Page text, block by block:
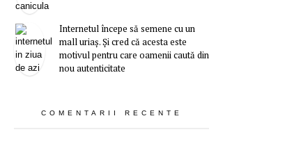
Internetul începe să semene cu un
mall uriaș. Și cred că acesta este
motivul pentru care oamenii caută din
nou autenticitate
COMENTARII RECENTE